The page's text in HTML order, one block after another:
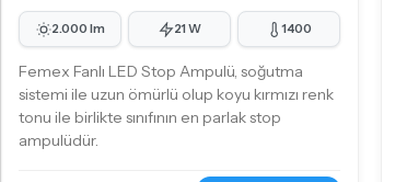
2.000 lm 21 W 1400
Femex Fanlı LED Stop Ampulü, soğutma
sistemi ile uzun ömürlü olup koyu kırmızı renk
tonu ile birlikte sınıfının en parlak stop
ampulüdür.